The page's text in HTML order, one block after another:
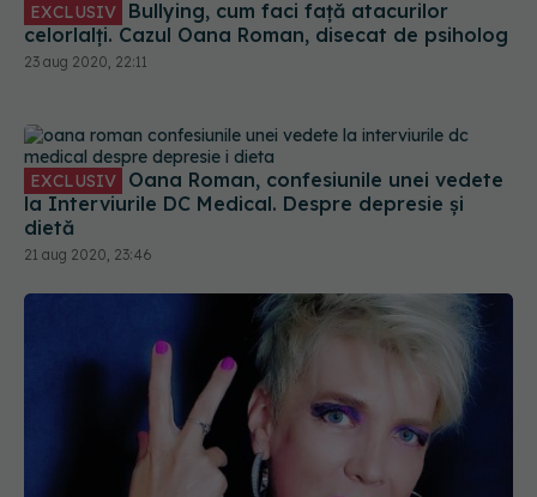
EXCLUSIV
celorlalți. Cazul Oana Roman, disecat de psiholog
23 aug 2020, 22:11
EXCLUSIV
la Interviurile DC Medical. Despre depresie și
dietă
21 aug 2020, 23:46